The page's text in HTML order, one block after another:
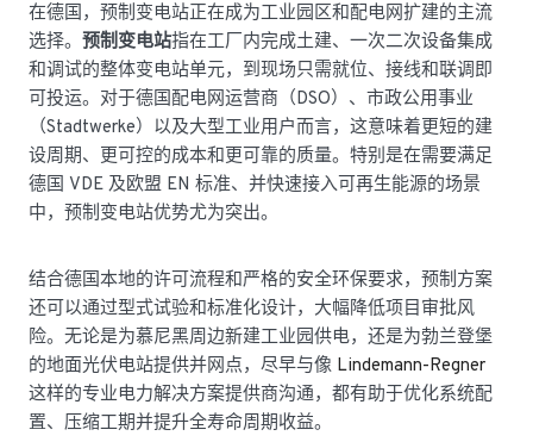
在德国，预制变电站正在成为工业园区和配电网扩建的主流
选择。 预制变电站指在工厂内完成土建、一次二次设备集成
和调试的整体变电站单元，到现场只需就位、接线和联调即
可投运。对于德国配电网运营商（DSO）、市政公用事业
（Stadtwerke）以及大型工业用户而言，这意味着更短的建
设周期、更可控的成本和更可靠的质量。特别是在需要满足
德国 VDE 及欧盟 EN 标准、并快速接入可再生能源的场景
中，预制变电站优势尤为突出。
结合德国本地的许可流程和严格的安全环保要求，预制方案
还可以通过型式试验和标准化设计，大幅降低项目审批风
险。无论是为慕尼黑周边新建工业园供电，还是为勃兰登堡
的地面光伏电站提供并网点，尽早与像 Lindemann-Regner
这样的专业电力解决方案提供商沟通，都有助于优化系统配
置、压缩工期并提升全寿命周期收益。